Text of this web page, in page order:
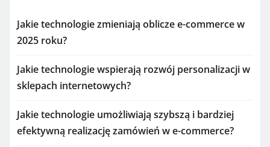
Jakie technologie zmieniają oblicze e-commerce w
2025 roku?
Jakie technologie wspierają rozwój personalizacji w
sklepach internetowych?
Jakie technologie umożliwiają szybszą i bardziej
efektywną realizację zamówień w e-commerce?